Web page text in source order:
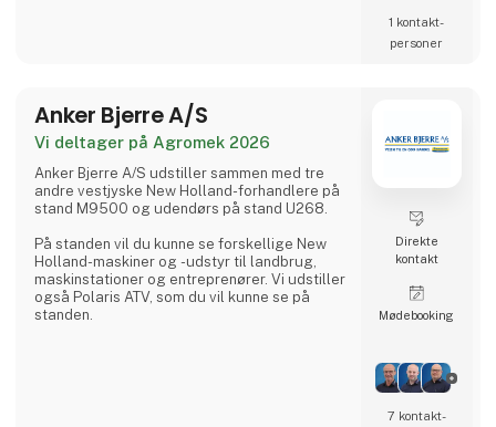
1 kontakt­
personer
Anker Bjerre A/S
Vi deltager på Agromek 2026
Anker Bjerre A/S udstiller sammen med tre
andre vestjyske New Holland-forhandlere på
stand M9500 og udendørs på stand U268.
På standen vil du kunne se forskellige New
Holland-maskiner og -udstyr til landbrug,
maskinstationer og entreprenører. Vi udstiller
også Polaris ATV, som du vil kunne se på
standen.
Direkte
kontakt
Møde­booking
7 kontakt­